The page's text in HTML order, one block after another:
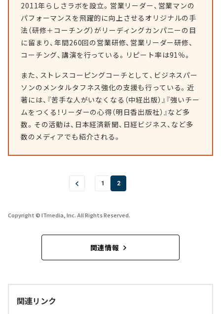
2011年らしさラボを設立。営業リーダー、営業マンの
パフォーマンスを飛躍的に向上させるオリジナルの手
法（研修＋コーチング）がリーディングカンパニーの目
に留まり、年間260回の営業研修、営業リーダー研修、
コーチング、講演を行っている。リピート率は91％。
また、ストレスコーピングコーチとして、ビジネスパー
ソンのメンタルタフネス強化の支援も行っている。近
著には、『苦手な人がいなくなる（中経出版）』『強いチー
ムをつくる！リーダーの心得（明日香出版社）』など多
数。その活動は、日本経済新聞、日経ビジネス、など多
数のメディアでも紹介される。
1 2
Copyright © ITmedia, Inc. All Rights Reserved.
関連情報
関連リンク